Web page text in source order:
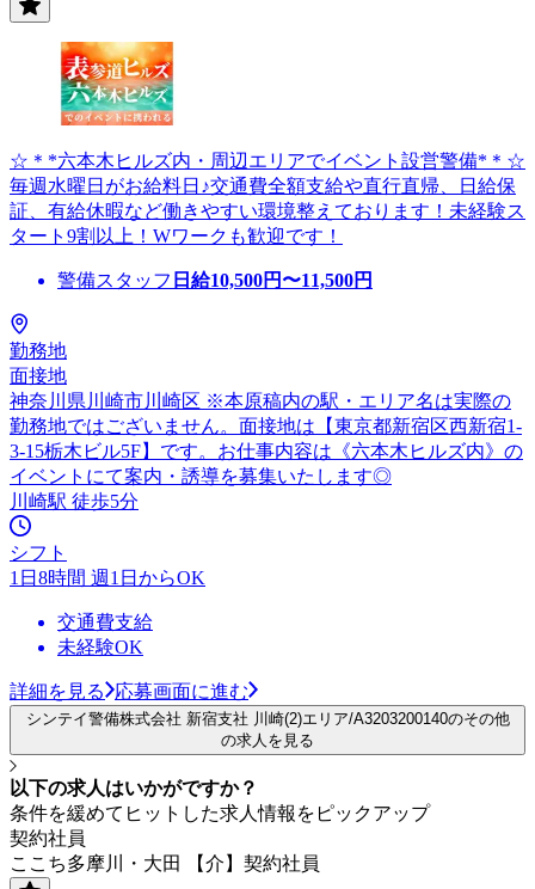
☆＊*六本木ヒルズ内・周辺エリアでイベント設営警備*＊☆
毎週水曜日がお給料日♪交通費全額支給や直行直帰、日給保
証、有給休暇など働きやすい環境整えております！未経験ス
タート9割以上！Wワークも歓迎です！
警備スタッフ 日給10,500円〜11,500円
勤務地
面接地
神奈川県川崎市川崎区 ※本原稿内の駅・エリア名は実際の
勤務地ではございません。面接地は【東京都新宿区西新宿1-
3-15栃木ビル5F】です。お仕事内容は《六本木ヒルズ内》の
イベントにて案内・誘導を募集いたします◎
川崎駅 徒歩5分
シフト
1日8時間 週1日からOK
交通費支給
未経験OK
詳細を見る 応募画面に進む
シンテイ警備株式会社 新宿支社 川崎(2)エリア/A3203200140のその他
の求人を見る
以下の求人はいかがですか？
条件を緩めてヒットした求人情報をピックアップ
契約社員
ここち多摩川・大田 【介】契約社員